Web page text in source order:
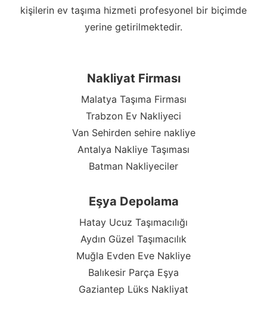
kişilerin ev taşıma hizmeti profesyonel bir biçimde
yerine getirilmektedir.
Nakliyat Firması
Malatya Taşıma Firması
Trabzon Ev Nakliyeci
Van Sehirden sehire nakliye
Antalya Nakliye Taşıması
Batman Nakliyeciler
Eşya Depolama
Hatay Ucuz Taşımacılığı
Aydın Güzel Taşımacılık
Muğla Evden Eve Nakliye
Balıkesir Parça Eşya
Gaziantep Lüks Nakliyat